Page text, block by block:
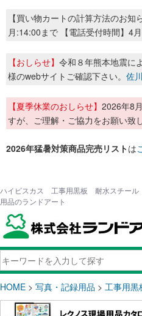
【買い物カートの計算方法のお
月:14:00まで 【電話受付時間】4
【おしらせ】 令和８年熊本地震に
様のwebサイトご確認下さい。 佐
【夏季休業のおしらせ】 2026年8
すが、ご理解・ご協力をお願い致
2026年猛暑対策商品完売リストは
ハイビスカス 工事用黒板 耐水スチー
用品のランドアート
HOME > 写真・記録用品 > 工事用黒